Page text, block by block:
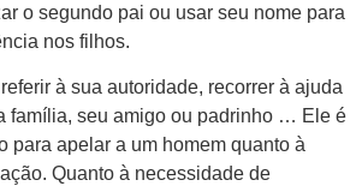
o segundo pai ou usar seu nome para
nos filhos.
à sua autoridade, recorrer à ajuda
família, seu amigo ou padrinho … Ele é
para apelar a um homem quanto à
Quanto à necessidade de